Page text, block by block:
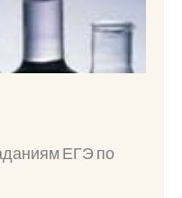
ЕГЭ по